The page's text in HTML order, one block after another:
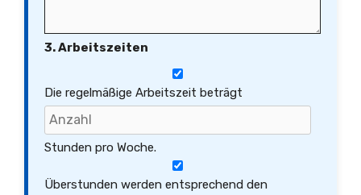
3. Arbeitszeiten
Die regelmäßige Arbeitszeit beträgt
Stunden pro Woche.
Überstunden werden entsprechend den